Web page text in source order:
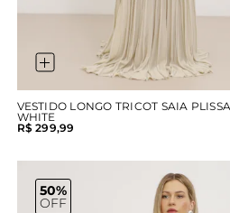
VESTIDO LONGO TRICOT SAIA
WHITE
R$ 299,99
50%
OFF